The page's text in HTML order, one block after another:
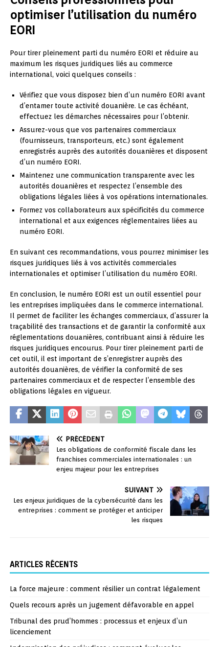
optimiser l’utilisation du numéro
EORI
Pour tirer pleinement parti du numéro EORI et réduire au
maximum les risques juridiques liés au commerce
international, voici quelques conseils :
Vérifiez que vous disposez bien d’un numéro EORI avant
d’entamer toute activité douanière. Le cas échéant,
effectuez les démarches nécessaires pour l’obtenir.
Assurez-vous que vos partenaires commerciaux
(fournisseurs, transporteurs, etc.) sont également
enregistrés auprès des autorités douanières et disposent
d’un numéro EORI.
Maintenez une communication transparente avec les
autorités douanières et respectez l’ensemble des
obligations légales liées à vos opérations internationales.
Formez vos collaborateurs aux spécificités du commerce
international et aux exigences réglementaires liées au
numéro EORI.
En suivant ces recommandations, vous pourrez minimiser les
risques juridiques liés à vos activités commerciales
internationales et optimiser l’utilisation du numéro EORI.
En conclusion, le numéro EORI est un outil essentiel pour
les entreprises impliquées dans le commerce international.
Il permet de faciliter les échanges commerciaux, d’assurer la
traçabilité des transactions et de garantir la conformité aux
réglementations douanières, contribuant ainsi à réduire les
risques juridiques encourus. Pour tirer pleinement parti de
cet outil, il est important de s’enregistrer auprès des
autorités douanières, de vérifier la conformité de ses
partenaires commerciaux et de respecter l’ensemble des
obligations légales en vigueur.
PRÉCÉDENT
Les obligations de conformité fiscale dans les
franchises commerciales internationales : un
enjeu majeur pour les entreprises
SUIVANT
Les enjeux juridiques de la cybersécurité dans les
entreprises : comment se protéger et anticiper
les risques
ARTICLES RÉCENTS
La force majeure : comment résilier un contrat légalement
Quels recours après un jugement défavorable en appel
Tribunal des prud’hommes : processus et enjeux d’un
licenciement